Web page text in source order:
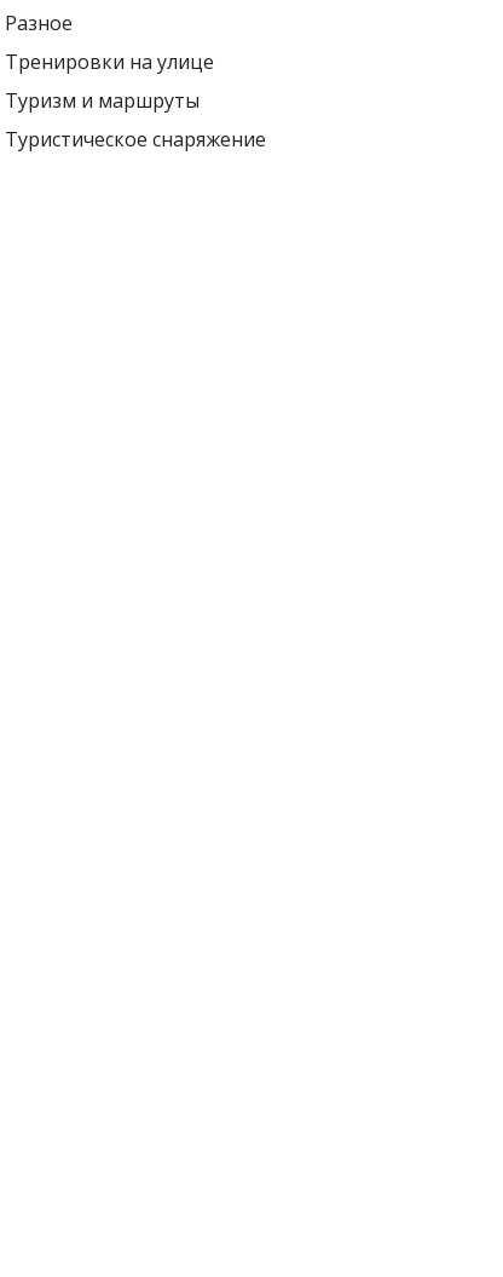
Разное
Тренировки на улице
Туризм и маршруты
Туристическое снаряжение